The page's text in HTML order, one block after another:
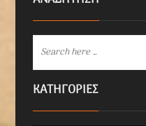
KΑΤΗΓΟΡΊΕΣ